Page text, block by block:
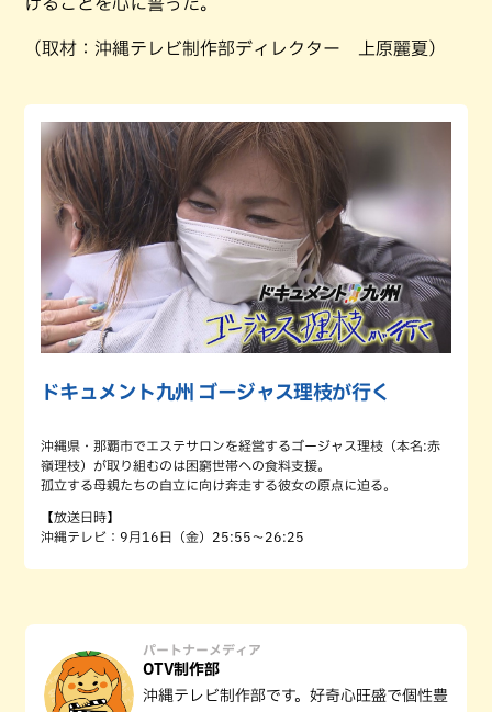
（取材：沖縄テレビ制作部ディレクター 上原麗夏）
ドキュメント九州 ゴージャス理枝が行く
沖縄県・那覇市でエステサロンを経営するゴージャス理枝（本名:赤
嶺理枝）が取り組むのは困窮世帯への食料支援。
孤立する母親たちの自立に向け奔走する彼女の原点に迫る。
【放送日時】
沖縄テレビ：9月16日（金）25:55～26:25
パートナーメディア
OTV制作部
沖縄テレビ制作部です。好奇心旺盛で個性豊